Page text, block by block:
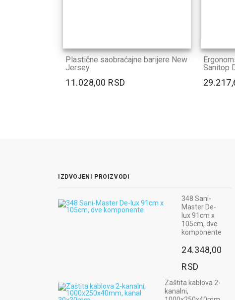
Plastične saobraćajne barijere New
Jersey
11.028,00 RSD
Sanitop
IZDVOJENI PROIZVODI
348 Sani-
Master De-
lux 91cm x
105cm, dve
komponente
24.348,00
RSD
Zaštita kablova 2-
kanalni,
Radna bluza
MAX NEO -
boja plava
3.060,00
RSD
Ugaoni odbojnik
800x100x10mm,
pravougaoni,